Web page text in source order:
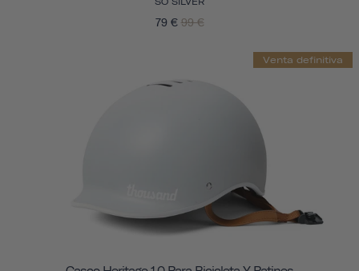
79 € 99 €
Venta definitiva